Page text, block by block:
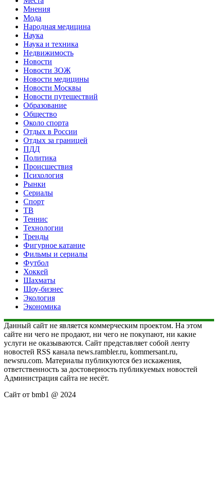
Мнения
Мода
Народная медицина
Наука
Наука и техника
Недвижимость
Новости
Новости ЗОЖ
Новости медицины
Новости Москвы
Новости путешествий
Образование
Общество
Около спорта
Отдых в России
Отдых за границей
ПДД
Политика
Происшествия
Психология
Рынки
Сериалы
Спорт
ТВ
Теннис
Технологии
Тренды
Фигурное катание
Фильмы и сериалы
Футбол
Хоккей
Шахматы
Шоу-бизнес
Экология
Экономика
Данный сайт не является коммерческим проектом. На этом
сайте ни чего не продают, ни чего не покупают, ни какие
услуги не оказываются. Сайт представляет собой ленту
новостей RSS канала news.rambler.ru, kommersant.ru,
newsru.com. Материалы публикуются без искажения,
ответственность за достоверность публикуемых новостей
Администрация сайта не несёт.
Сайт от bmb1 @ 2024